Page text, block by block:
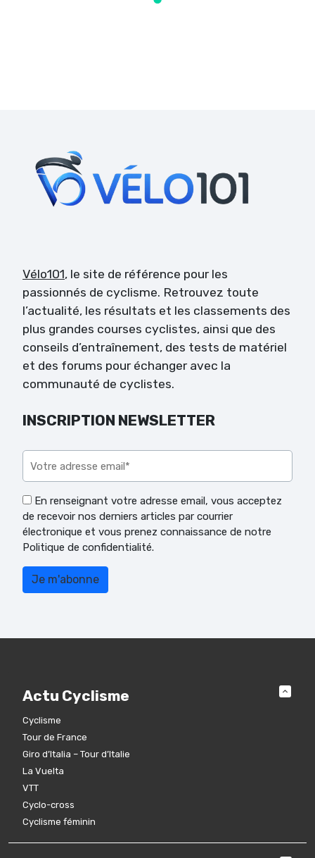
Vélo101, le site de référence pour les
passionnés de cyclisme. Retrouvez toute
l’actualité, les résultats et les classements des
plus grandes courses cyclistes, ainsi que des
conseils d’entraînement, des tests de matériel
et des forums pour échanger avec la
communauté de cyclistes.
INSCRIPTION NEWSLETTER
En renseignant votre adresse email, vous acceptez
de recevoir nos derniers articles par courrier
électronique et vous prenez connaissance de notre
Politique de confidentialité.
Actu Cyclisme
Cyclisme
Tour de France
Giro d’Italia – Tour d’Italie
La Vuelta
VTT
Cyclo-cross
Cyclisme féminin